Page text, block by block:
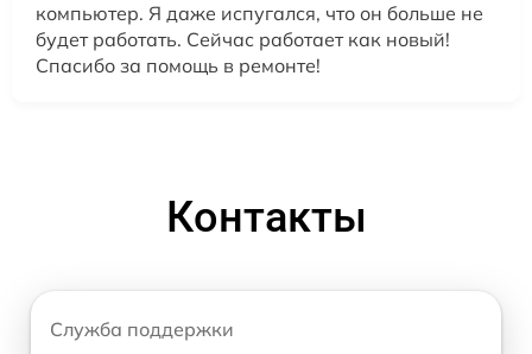
компьютер. Я даже испугался, что он больше не
будет работать. Сейчас работает как новый!
Спасибо за помощь в ремонте!
Контакты
Служба поддержки